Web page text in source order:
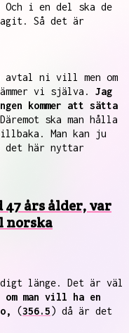
Och i en del ska de
Så det är
ni vill men om
vi själva. Jag
kommer att sätta
ska man hålla
Man kan ju
det här nyttar
47 års ålder, var
norska
länge. Det är väl
om man vill ha en
(356.5) då är det